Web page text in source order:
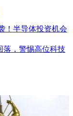
！半导体投资机会
落，警惕高位科技